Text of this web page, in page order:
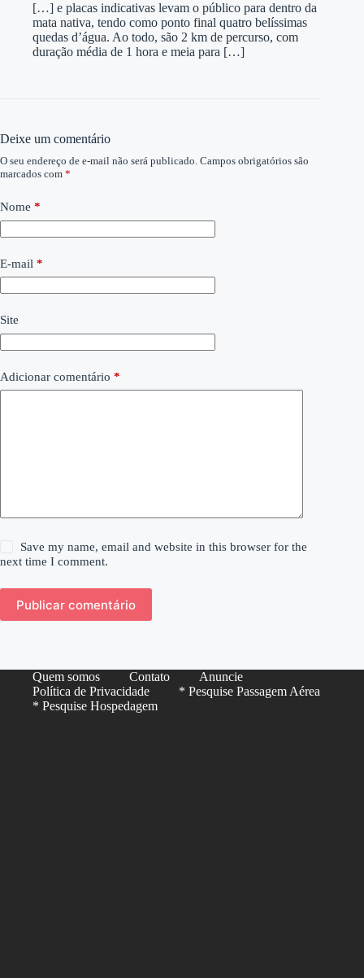
[…] e placas indicativas levam o público para dentro da
mata nativa, tendo como ponto final quatro belíssimas
quedas d’água. Ao todo, são 2 km de percurso, com
duração média de 1 hora e meia para […]
Deixe um comentário
O seu endereço de e-mail não será publicado. Campos obrigatórios são
marcados com *
Nome *
E-mail *
Site
Adicionar comentário *
Save my name, email and website in this browser for the
next time I comment.
Publicar comentário
Quem somos Contato
Anuncie
Política de Privacidade
* Pesquise Passagem Aérea
* Pesquise Hospedagem